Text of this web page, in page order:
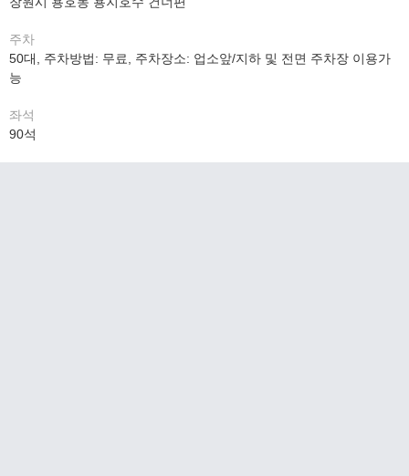
주차
50대, 주차방법: 무료, 주차장소: 업소앞/지하 및 전면 주차장 이용가
능
좌석
90석